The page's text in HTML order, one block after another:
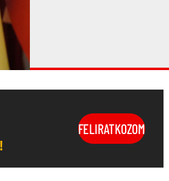
FELIRATKOZOM